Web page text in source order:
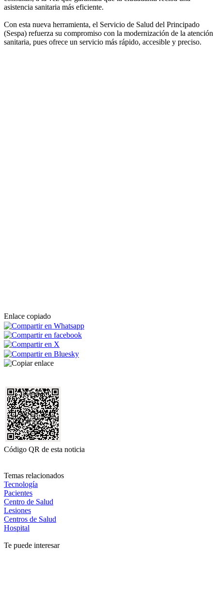
asistencia sanitaria más eficiente.
Con esta nueva herramienta, el Servicio de Salud del Principado
(Sespa) refuerza su compromiso con la modernización de la atención
sanitaria, pues ofrece un servicio más rápido, accesible y preciso.
Enlace copiado
Código QR de esta noticia
Temas relacionados
Tecnología
Pacientes
Centro de Salud
Lesiones
Centros de Salud
Hospital
Te puede interesar